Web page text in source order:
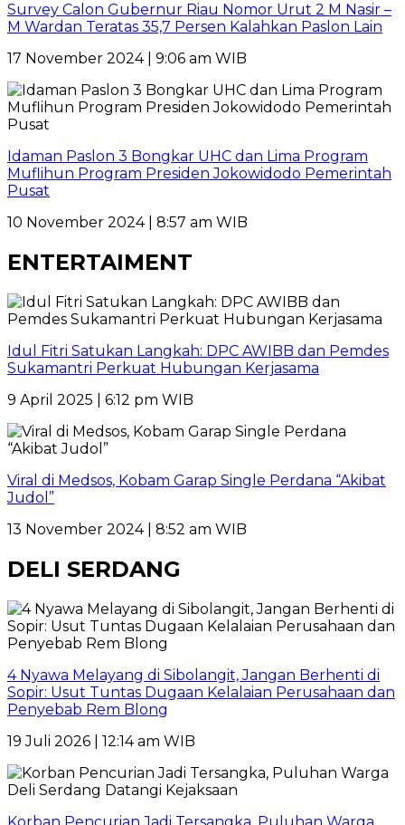
Survey Calon Gubernur Riau Nomor Urut 2 M Nasir –
M Wardan Teratas 35,7 Persen Kalahkan Paslon Lain
17 November 2024 | 9:06 am WIB
Idaman Paslon 3 Bongkar UHC dan Lima Program
Muflihun Program Presiden Jokowidodo Pemerintah
Pusat
10 November 2024 | 8:57 am WIB
ENTERTAIMENT
Idul Fitri Satukan Langkah: DPC AWIBB dan Pemdes
Sukamantri Perkuat Hubungan Kerjasama
9 April 2025 | 6:12 pm WIB
Viral di Medsos, Kobam Garap Single Perdana “Akibat
Judol”
13 November 2024 | 8:52 am WIB
DELI SERDANG
4 Nyawa Melayang di Sibolangit, Jangan Berhenti di
Sopir: Usut Tuntas Dugaan Kelalaian Perusahaan dan
Penyebab Rem Blong
19 Juli 2026 | 12:14 am WIB